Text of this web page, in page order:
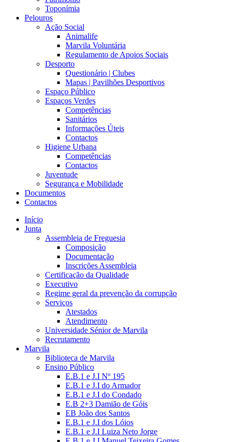
Toponímia
Pelouros
Ação Social
Animalife
Marvila Voluntária
Regulamento de Apoios Sociais
Desporto
Questionário | Clubes
Mapas | Pavilhões Desportivos
Espaço Público
Espaços Verdes
Competências
Sanitários
Informações Úteis
Contactos
Higiene Urbana
Competências
Contactos
Juventude
Segurança e Mobilidade
Documentos
Contactos
Início
Junta
Assembleia de Freguesia
Composição
Documentação
Inscrições Assembleia
Certificação da Qualidade
Executivo
Regime geral da prevenção da corrupção
Serviços
Atestados
Atendimento
Universidade Sénior de Marvila
Recrutamento
Marvila
Biblioteca de Marvila
Ensino Público
E.B.1 e J.I Nº 195
E.B.1 e J.I do Armador
E.B.1 e J.I do Condado
E.B 2+3 Damião de Góis
EB João dos Santos
E.B.1 e J.I dos Lóios
E.B.1 e J.I Luiza Neto Jorge